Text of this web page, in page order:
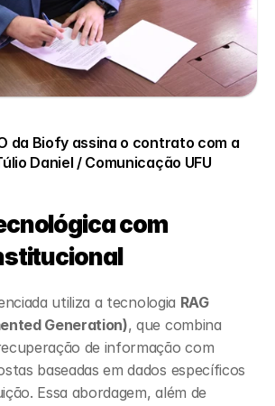
da Biofy assina o contrato com a
Daniel / Comunicação UFU
com
utiliza a tecnologia RAG
Generation), que combina
de informação com
baseadas em dados específicos
Essa abordagem, além de